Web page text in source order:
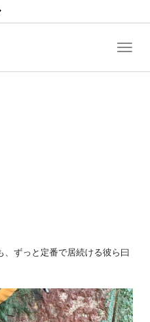
、ずっと定番で居続ける彼ら曰